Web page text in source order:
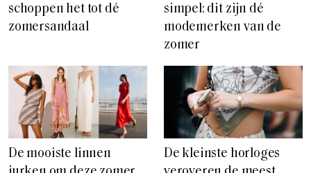
schoppen het tot dé
zomersandaal
simpel: dit zijn dé
modemerken van de
zomer
De mooiste linnen
De kleinste horloges